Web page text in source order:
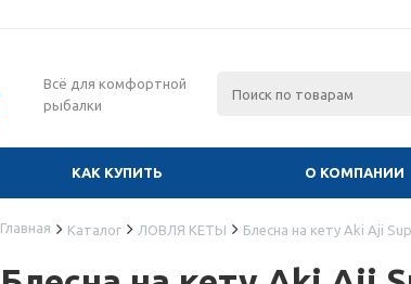
Всё для комфортной
рыбалки
КАК КУПИТЬ О КОМПАНИИ
Главная Каталог ЛОВЛЯ КЕТЫ Блесна на кету Aki Aji